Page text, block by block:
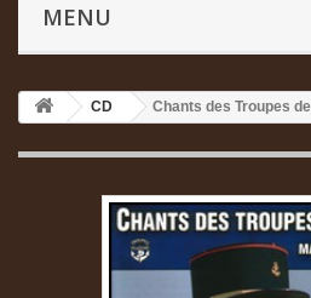
MENU
CD Chants des Troupes